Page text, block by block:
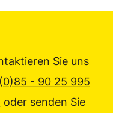
Sie uns
- 90 25 995
oder senden Sie